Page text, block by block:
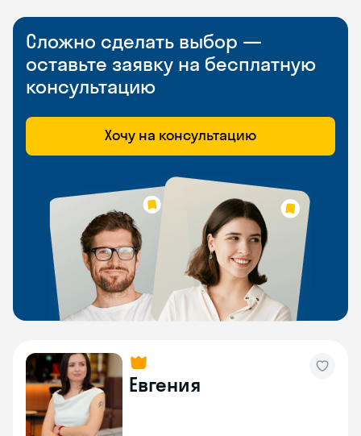
Сложно сделать выбор —
оставьте заявку на бесплатную
консультацию
Хочу на консультацию
Евгения